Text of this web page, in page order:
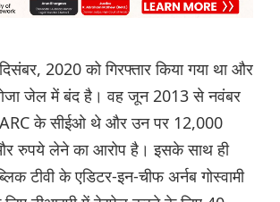
2020 को गिरफ्तार किया गया था और
जेल में बंद है। वह जून 2013 से नवंबर
के सीईओ थे और उन पर 12,000
रुपये लेने का आरोप है। इसके साथ ही
टीवी के एडिटर-इन-चीफ अर्नब गोस्वामी